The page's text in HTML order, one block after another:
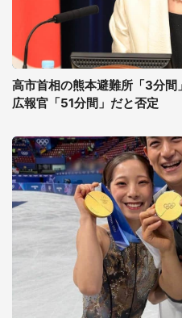
高市首相の熊本避難所「3分
広報官「51分間」だと否定